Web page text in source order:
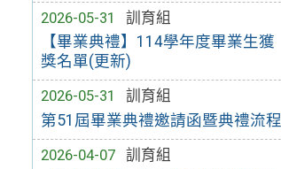
2026-05-31
訓育組
【畢業典禮】114學年度畢業生獲
獎名單(更新)
2026-05-31
訓育組
第51屆畢業典禮邀請函暨典禮流程
2026-04-07
訓育組